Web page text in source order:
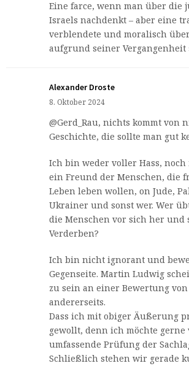
Eine farce, wenn man über die
Israels nachdenkt – aber eine
verblendete und moralisch
aufgrund seiner
Alexander Droste
8. Oktober 2024
@Gerd_Rau, nichts kommt von
Geschichte, die sollte man gut
Ich bin weder voller Hass,
ein Freund der Menschen, die
Leben leben wollen, on Jude,
Ukrainer und sonst wer. Wer
die Menschen vor sich her
Verderben?
Ich bin nicht ignorant und
Gegenseite. Martin Ludwig
zu sein an einer Bewertung
andererseits.
Dass ich mit obiger Äußerung
gewollt, denn ich möchte
umfassende Prüfung der
Schließlich stehen wir gerade